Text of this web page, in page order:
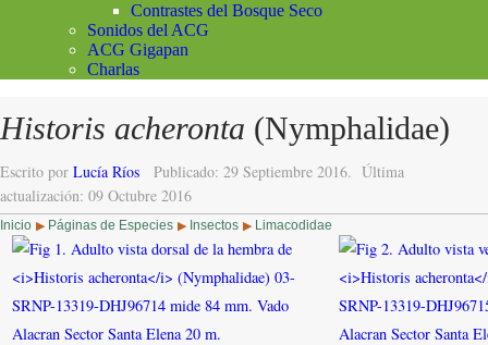
Contrastes del Bosque Seco
Sonidos del ACG
ACG Gigapan
Charlas
Historis acheronta (Nymphalidae)
Escrito por Lucía Ríos Publicado: 29 Septiembre 2016. Última
actualización: 09 Octubre 2016
Inicio ▶ Páginas de Especies ▶ Insectos ▶ Limacodidae